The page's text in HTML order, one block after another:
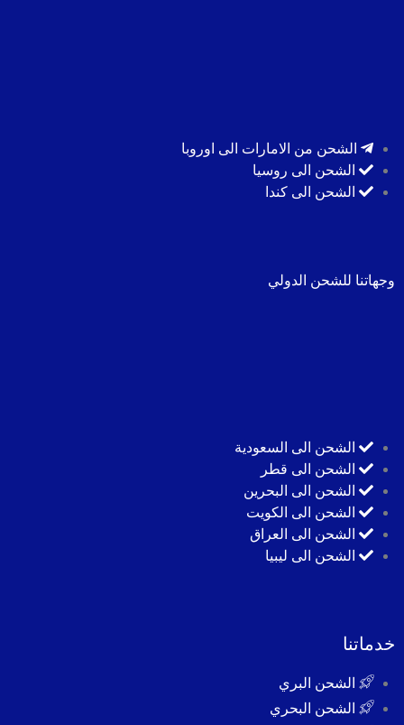
الشحن من الامارات الى اوروبا
الشحن الى روسيا
الشحن الى كندا
وجهاتنا للشحن الدولي
الشحن الى السعودية
الشحن الى قطر
الشحن الى البحرين
الشحن الى الكويت
الشحن الى العراق
الشحن الى ليبيا
خدماتنا
الشحن البري
الشحن البحري